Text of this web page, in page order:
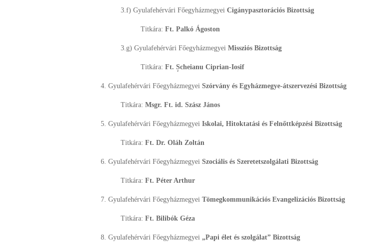
3.f) Gyulafehérvári Főegyházmegyei Cigánypasztorációs Bizottság
Titkára: Ft. Palkó Ágoston
3.g) Gyulafehérvári Főegyházmegyei Missziós Bizottság
Titkára: Ft. Șcheianu Ciprian-Iosif
4. Gyulafehérvári Főegyházmegyei Szórvány és Egyházmegye-átszervezési Bizottság
Titkára: Msgr. Ft. id. Szász János
5. Gyulafehérvári Főegyházmegyei Iskolai, Hitoktatási és Felnőttképzési Bizottság
Titkára: Ft. Dr. Oláh Zoltán
6. Gyulafehérvári Főegyházmegyei Szociális és Szeretetszolgálati Bizottság
Titkára: Ft. Péter Arthur
7. Gyulafehérvári Főegyházmegyei Tömegkommunikációs Evangelizációs Bizottság
Titkára: Ft. Bilibók Géza
8. Gyulafehérvári Főegyházmegyei „Papi élet és szolgálat” Bizottság